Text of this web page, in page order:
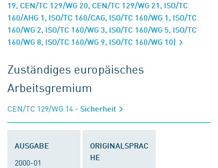
19, CEN/TC 129/WG 20, CEN/TC 129/WG 21, ISO/TC
160/AHG 1, ISO/TC 160/CAG, ISO/TC 160/WG 1, ISO/TC
160/WG 2, ISO/TC 160/WG 3, ISO/TC 160/WG 5, ISO/TC
160/WG 8, ISO/TC 160/WG 9, ISO/TC 160/WG 10)
Zuständiges europäisches
Arbeitsgremium
CEN/TC 129/WG 14 - Sicherheit
AUSGABE
2000-01
ORIGINALSPRAC
HE